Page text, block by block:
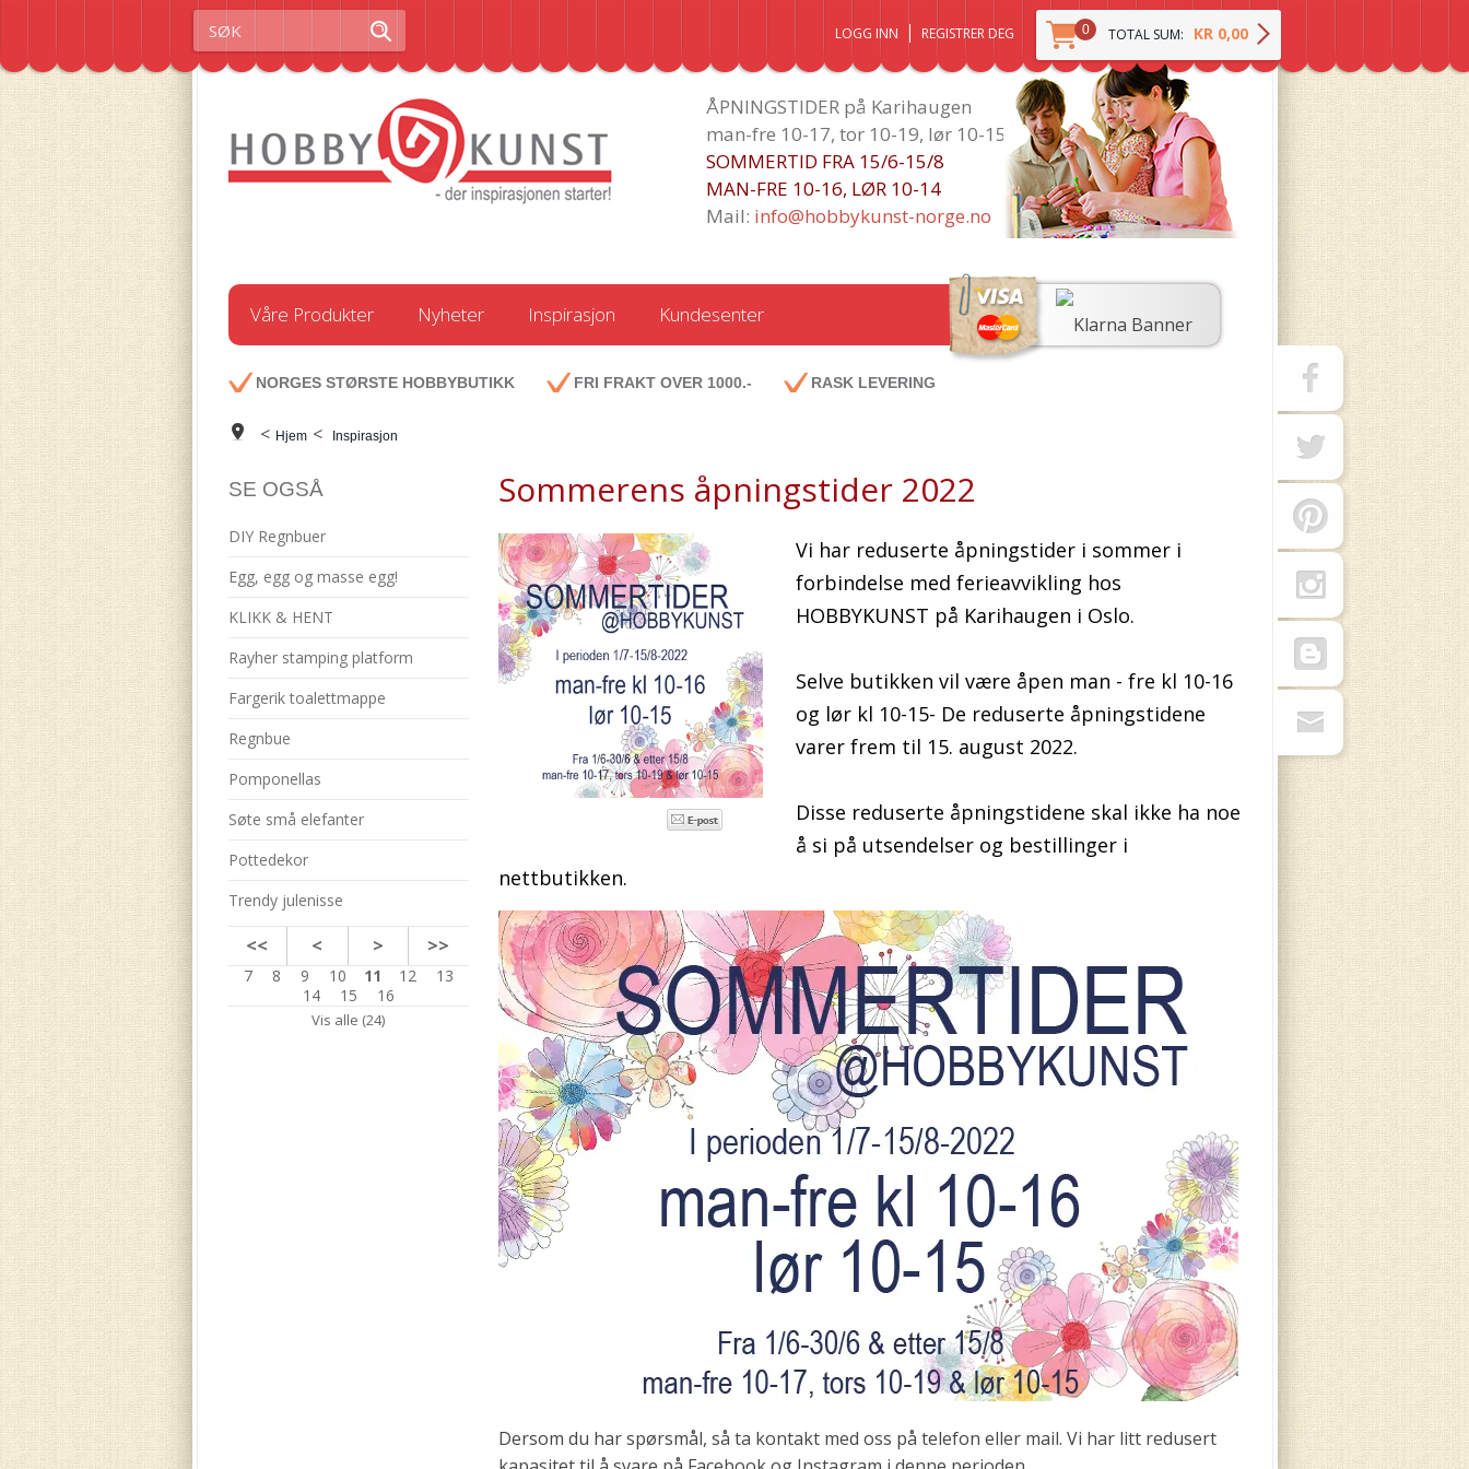
0 TOTAL SUM: KR 0,00
LOGG INN REGISTRER DEG
ÅPNINGSTIDER på Karihaugen
man-fre 10-17, tor 10-19, lør 10-15
SOMMERTID FRA 15/6-15/8
MAN-FRE 10-16, LØR 10-14
Mail: info@hobbykunst-norge.no
Våre Produkter Nyheter Inspirasjon Kundesenter
NORGES STØRSTE HOBBYBUTIKK FRI FRAKT OVER 1000.- RASK LEVERING
< Hjem < Inspirasjon
SE OGSÅ
DIY Regnbuer
Egg, egg og masse egg!
KLIKK & HENT
Rayher stamping platform
Fargerik toalettmappe
Regnbue
Pomponellas
Søte små elefanter
Pottedekor
Trendy julenisse
<< < > >>
7 8 9 10 11 12
13
14
15 16
Vis alle (24)
Sommerens åpningstider 2022
Vi har reduserte åpningstider i sommer i
forbindelse med ferieavvikling hos
HOBBYKUNST på Karihaugen i Oslo.
Selve butikken vil være åpen man - fre kl 10-16
og lør kl 10-15- De reduserte åpningstidene
varer frem til 15. august 2022.
Disse reduserte åpningstidene skal ikke ha noe
å si på utsendelser og bestillinger i
nettbutikken.
Dersom du har spørsmål, så ta kontakt med oss på telefon eller mail. Vi har litt redusert